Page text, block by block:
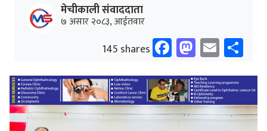
मेचीकाली संवाददाता
७ असार २०८३, आईतवार
145 shares Facebook
Email